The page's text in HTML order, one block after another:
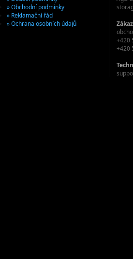
+420
+420
» Obchodní podmínky
» Reklamační řád
» Ochrana osobních údajů